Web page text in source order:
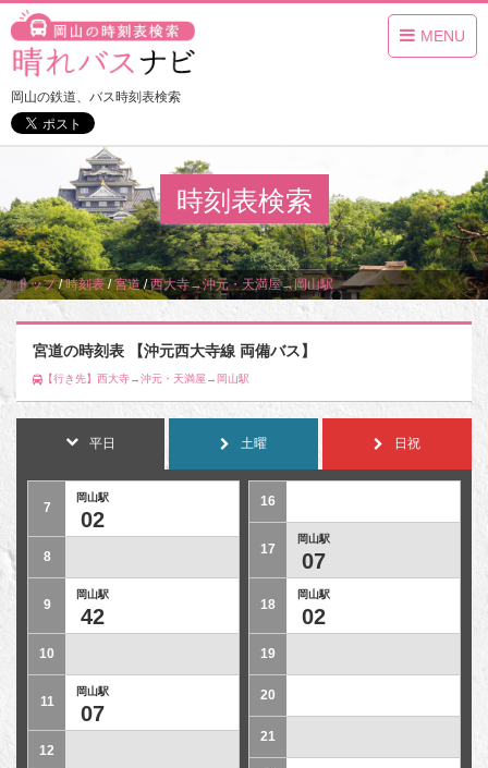
MENU
岡山の鉄道、バス時刻表検索
時刻表検索
トップ/時刻表/宮道 /西大寺→沖元・天満屋→岡山駅
宮道の時刻表 【沖元西大寺線 両備バス】
【行き先】西大寺→沖元・天満屋→岡山駅
平日 土曜 日祝
7
岡山駅
02
8
9
岡山駅
42
10
11
岡山駅
07
12
16
17
岡山駅
07
18
岡山駅
02
19
20
21